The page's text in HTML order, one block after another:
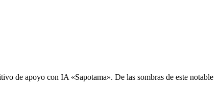
de apoyo con IA «Sapotama». De las sombras de este notable